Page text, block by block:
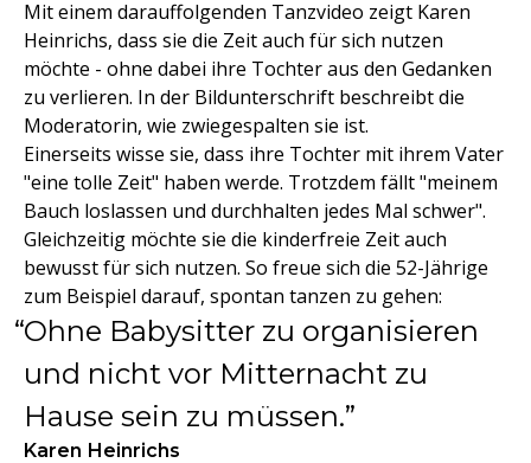
Mit einem darauffolgenden Tanzvideo zeigt Karen
Heinrichs, dass sie die Zeit auch für sich nutzen
möchte - ohne dabei ihre Tochter aus den Gedanken
zu verlieren. In der Bildunterschrift beschreibt die
Moderatorin, wie zwiegespalten sie ist.
Einerseits wisse sie, dass ihre Tochter mit ihrem Vater
"eine tolle Zeit" haben werde. Trotzdem fällt "meinem
Bauch loslassen und durchhalten jedes Mal schwer".
Gleichzeitig möchte sie die kinderfreie Zeit auch
bewusst für sich nutzen. So freue sich die 52-Jährige
zum Beispiel darauf, spontan tanzen zu gehen:
Ohne Babysitter zu organisieren
und nicht vor Mitternacht zu
Hause sein zu müssen.
Karen Heinrichs